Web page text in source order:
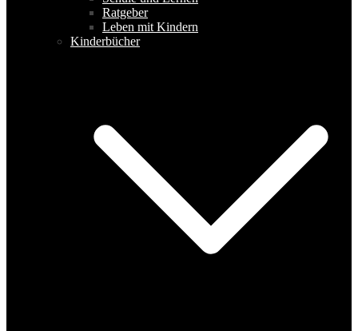
Ratgeber
Leben mit Kindern
Kinderbücher